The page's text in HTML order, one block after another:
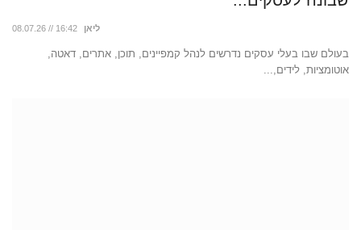
08.07.26 // 16:42 ליאן
בעולם שבו בעלי עסקים נדרשים לנהל קמפיינים, תוכן, אתרים, דאטה,
אוטומציות, לידים,...